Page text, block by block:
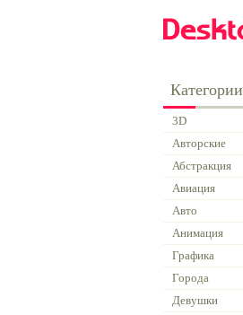
Категории
3D
Авторские
Абстракция
Авиация
Авто
Анимация
Графика
Города
Девушки